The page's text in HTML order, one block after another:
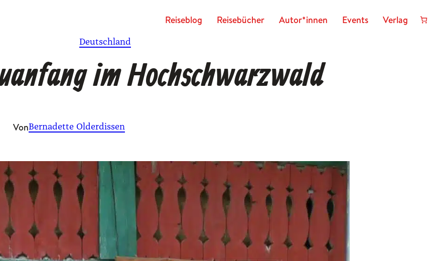
Rei­se­blog Reisebücher Autor*innen Events Verlag
Deutschland
im Hochschwarzwald
VonBernadette Olderdissen